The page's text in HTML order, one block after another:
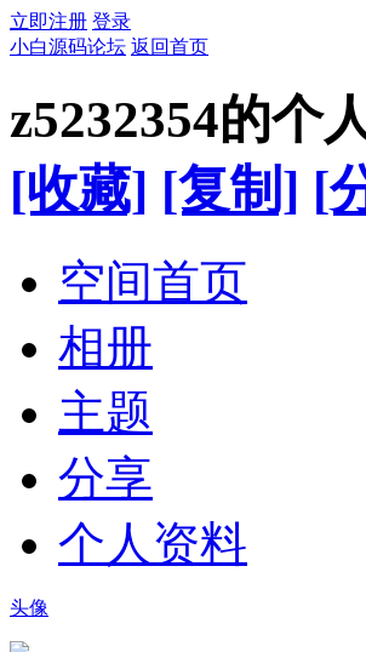
立即注册 登录
小白源码论坛 返回首页
z5232354的个
[收藏] [复制] [
空间首页
相册
主题
分享
个人资料
头像